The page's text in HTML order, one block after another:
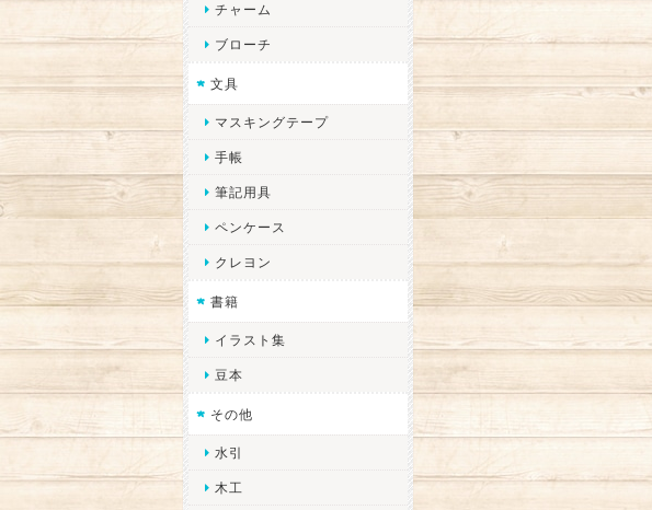
チャーム
ブローチ
文具
マスキングテープ
手帳
筆記用具
ペンケース
クレヨン
書籍
イラスト集
豆本
その他
水引
木工